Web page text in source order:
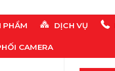
PHẨM DỊCH VỤ
CAMERA